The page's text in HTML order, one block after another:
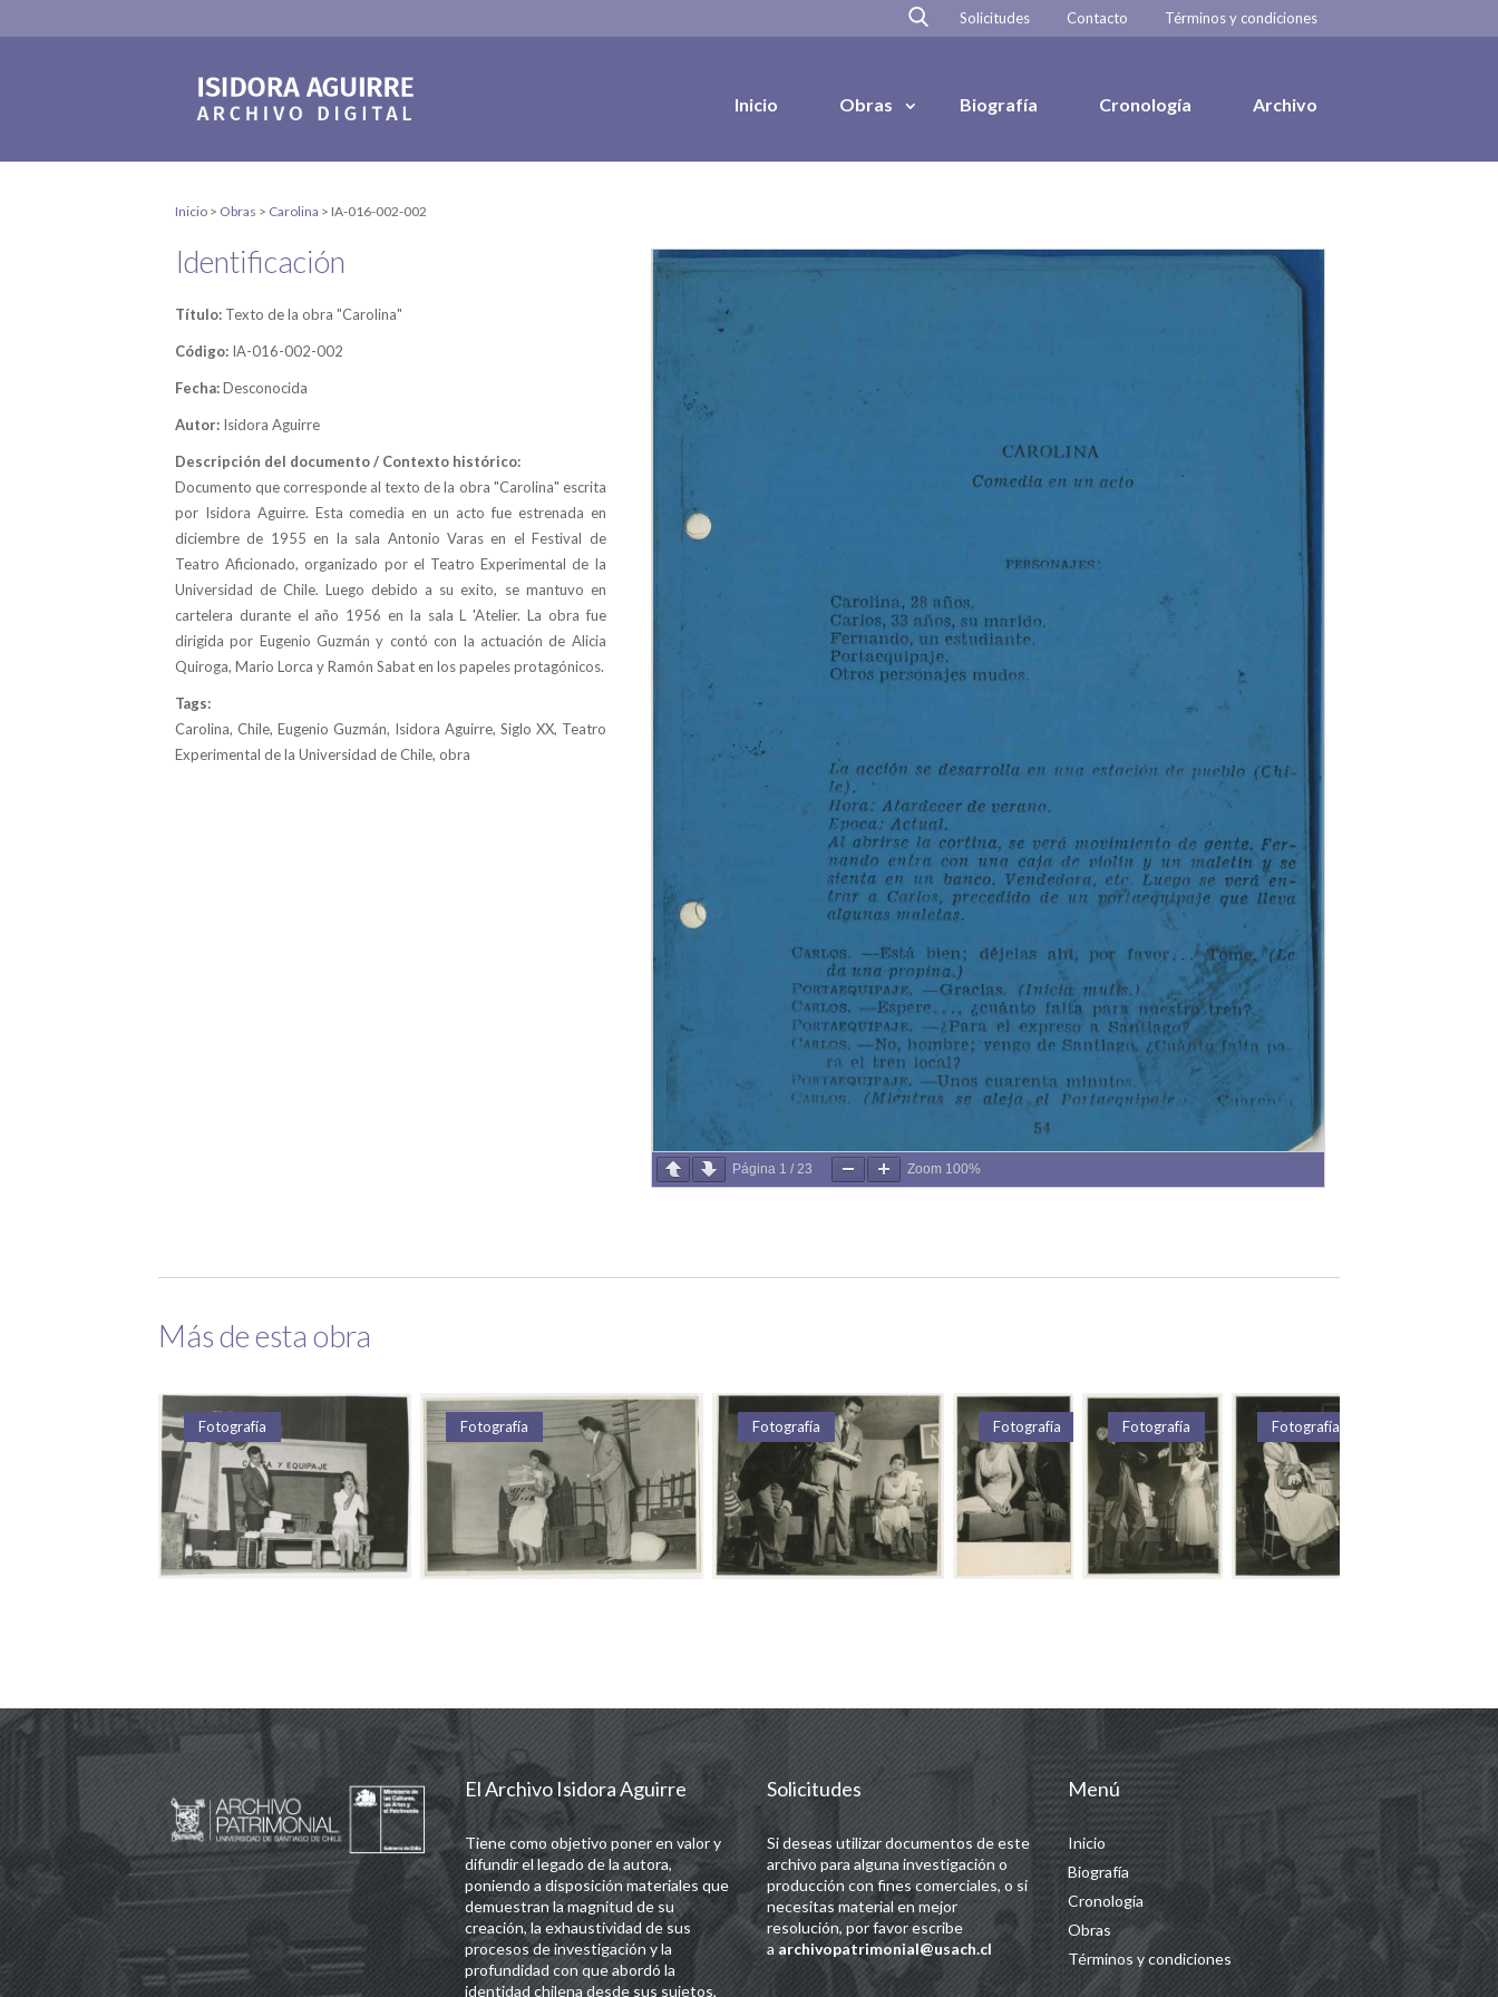
Solicitudes Contacto Términos y condiciones
Inicio Obras Biografía Cronología Archivo
Inicio > Obras > Carolina > IA-016-002-002
Página 1 / 23 Zoom 100%
Identificación
Título: Texto de la obra "Carolina"
Código: IA-016-002-002
Fecha:Desconocida
Autor: Isidora Aguirre
Descripción del documento / Contexto histórico:
Documento que corresponde al texto de la obra "Carolina" escrita
por Isidora Aguirre. Esta comedia en un acto fue estrenada en
diciembre de 1955 en la sala Antonio Varas en el Festival de
Teatro Aficionado, organizado por el Teatro Experimental de la
Universidad de Chile. Luego debido a su exito, se mantuvo en
cartelera durante el año 1956 en la sala L 'Atelier. La obra fue
dirigida por Eugenio Guzmán y contó con la actuación de Alicia
Quiroga, Mario Lorca y Ramón Sabat en los papeles protagónicos.
Tags:
Carolina, Chile, Eugenio Guzmán, Isidora Aguirre, Siglo XX, Teatro
Experimental de la Universidad de Chile, obra
Más de esta obra
Fotografía Fotografía Fotografía Fotografía Fotografía Texto
El Archivo Isidora Aguirre
Tiene como objetivo poner en valor y
difundir el legado de la autora,
poniendo a disposición materiales que
demuestran la magnitud de su
creación, la exhaustividad de sus
procesos de investigación y la
profundidad con que abordó la
identidad chilena desde sus sujetos,
Solicitudes
Si deseas utilizar documentos de este
archivo para alguna investigación o
producción con fines comerciales, o si
necesitas material en mejor
resolución, por favor escribe
aarchivopatrimonial@usach.cl
Menú
Inicio
Biografía
Cronología
Obras
Términos y condiciones